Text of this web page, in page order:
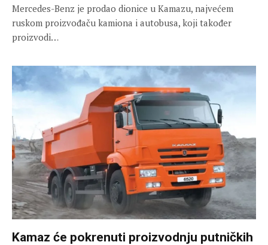
Mercedes-Benz je prodao dionice u Kamazu, najvećem
ruskom proizvođaču kamiona i autobusa, koji također
proizvodi…
Kamaz će pokrenuti proizvodnju putničkih